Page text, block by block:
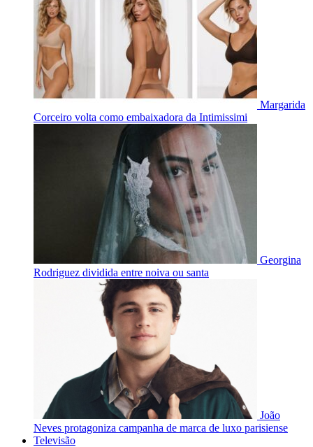
Margarida
Corceiro volta como embaixadora da Intimissimi
Georgina
Rodriguez dividida entre noiva ou santa
João
Neves protagoniza campanha de marca de luxo parisiense
Televisão